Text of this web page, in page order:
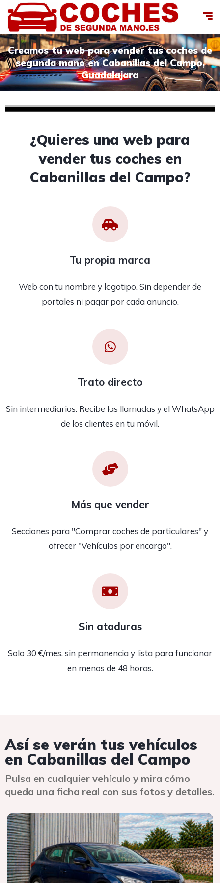
Creamos tu web para vender tus coches de
segunda mano en Cabanillas del Campo,
Guadalajara
¿Quieres una web para
vender tus coches en
Cabanillas del Campo?
Tu propia marca
Web con tu nombre y logotipo. Sin depender de
portales ni pagar por cada anuncio.
Trato directo
Sin intermediarios. Recibe las llamadas y el WhatsApp
de los clientes en tu móvil.
Más que vender
Secciones para "Comprar coches de particulares" y
ofrecer "Vehículos por encargo".
Sin ataduras
Solo 30 €/mes, sin permanencia y lista para funcionar
en menos de 48 horas.
Así se verán tus vehículos
en Cabanillas del Campo
Pulsa en cualquier vehículo y mira cómo
queda una ficha real con sus fotos y detalles.